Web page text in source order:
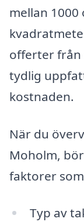
mellan
offerter från
tydlig
kostnaden.
När du
Moholm,
faktorer
Typ av